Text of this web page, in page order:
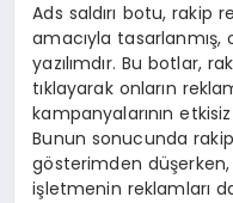
Ads saldırı botu, rakip
amacıyla
yazılımdır. Bu botlar,
tıklayarak onların
kampanyalarının
Bunun sonucunda
gösterimden düşerken,
işletmenin reklamları